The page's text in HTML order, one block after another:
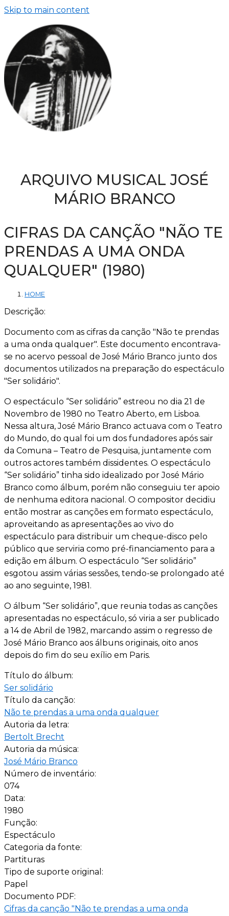
Skip to main content
ARQUIVO MUSICAL JOSÉ
MÁRIO BRANCO
CIFRAS DA CANÇÃO "NÃO TE
PRENDAS A UMA ONDA
QUALQUER" (1980)
HOME
Descrição:
Documento com as cifras da canção "Não te prendas
a uma onda qualquer". Este documento encontrava-
se no acervo pessoal de José Mário Branco junto dos
documentos utilizados na preparação do espectáculo
"Ser solidário".
O espectáculo “Ser solidário” estreou no dia 21 de
Novembro de 1980 no Teatro Aberto, em Lisboa.
Nessa altura, José Mário Branco actuava com o Teatro
do Mundo, do qual foi um dos fundadores após sair
da Comuna – Teatro de Pesquisa, juntamente com
outros actores também dissidentes. O espectáculo
“Ser solidário” tinha sido idealizado por José Mário
Branco como álbum, porém não conseguiu ter apoio
de nenhuma editora nacional. O compositor decidiu
então mostrar as canções em formato espectáculo,
aproveitando as apresentações ao vivo do
espectáculo para distribuir um cheque-disco pelo
público que serviria como pré-financiamento para a
edição em álbum. O espectáculo “Ser solidário”
esgotou assim várias sessões, tendo-se prolongado até
ao ano seguinte, 1981.
O álbum “Ser solidário”, que reunia todas as canções
apresentadas no espectáculo, só viria a ser publicado
a 14 de Abril de 1982, marcando assim o regresso de
José Mário Branco aos álbuns originais, oito anos
depois do fim do seu exílio em Paris.
Título do álbum:
Ser solidário
Título da canção:
Não te prendas a uma onda qualquer
Autoria da letra:
Bertolt Brecht
Autoria da música:
José Mário Branco
Número de inventário:
074
Data:
1980
Função:
Espectáculo
Categoria da fonte:
Partituras
Tipo de suporte original:
Papel
Documento PDF:
Cifras da canção "Não te prendas a uma onda